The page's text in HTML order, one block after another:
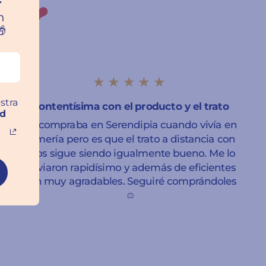
❤️
★★★★★
Contentísima con el producto y el trato
Ya compraba en Serendipia cuando vivía en
Almería pero es que el trato a distancia con
ellos sigue siendo igualmente bueno. Me lo
enviaron rapidísimo y además de eficientes
son muy agradables. Seguiré comprándoles
☺️